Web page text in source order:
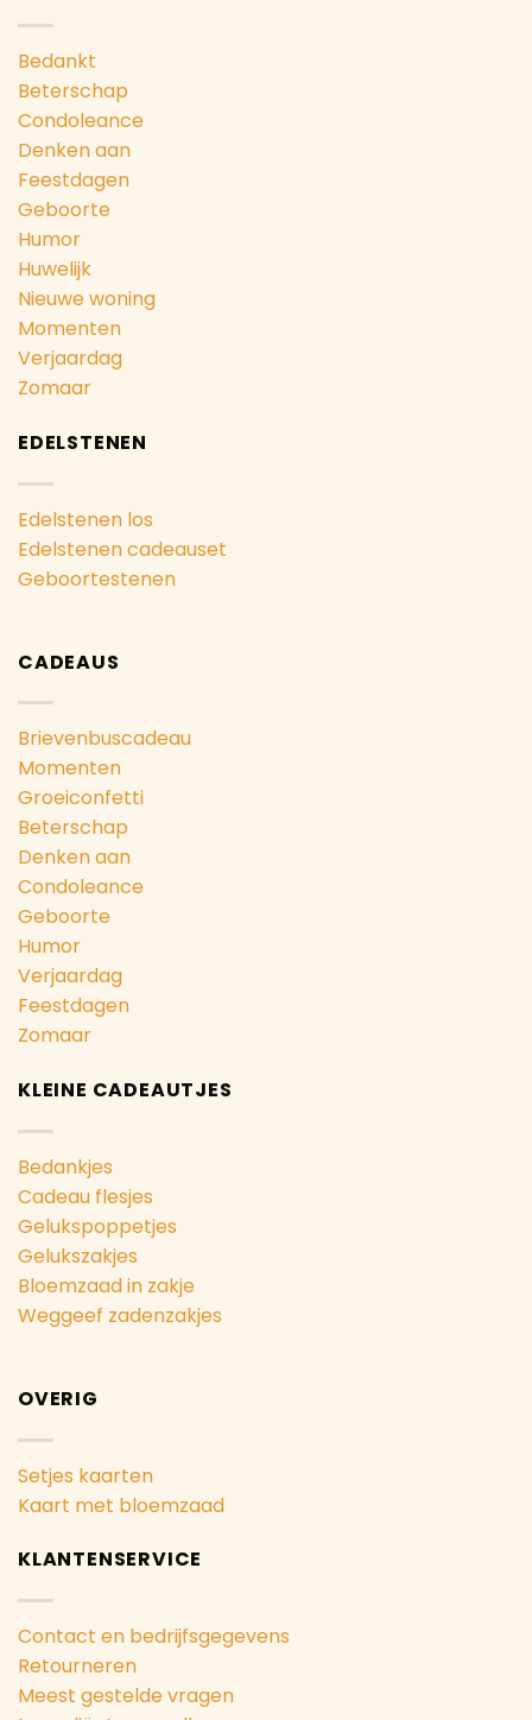
Bedankt
Beterschap
Condoleance
Denken aan
Feestdagen
Geboorte
Humor
Huwelijk
Nieuwe woning
Momenten
Verjaardag
Zomaar
EDELSTENEN
Edelstenen los
Edelstenen cadeauset
Geboortestenen
CADEAUS
Brievenbuscadeau
Momenten
Groeiconfetti
Beterschap
Denken aan
Condoleance
Geboorte
Humor
Verjaardag
Feestdagen
Zomaar
KLEINE CADEAUTJES
Bedankjes
Cadeau flesjes
Gelukspoppetjes
Gelukszakjes
Bloemzaad in zakje
Weggeef zadenzakjes
OVERIG
Setjes kaarten
Kaart met bloemzaad
KLANTENSERVICE
Contact en bedrijfsgegevens
Retourneren
Meest gestelde vragen